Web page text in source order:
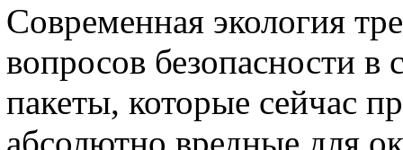
Современная экология
вопросов безопасности
пакеты, которые сейчас
абсолютно вредные для